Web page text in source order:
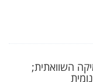
השוואתית;